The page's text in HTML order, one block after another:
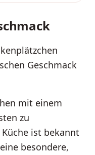
Geschmack
mit einem
zu
ist bekannt
besondere,